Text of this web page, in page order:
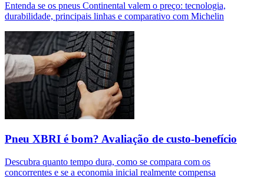
Entenda se os pneus Continental valem o preço: tecnologia,
durabilidade, principais linhas e comparativo com Michelin
Pneu XBRI é bom? Avaliação de custo-benefício
Descubra quanto tempo dura, como se compara com os
concorrentes e se a economia inicial realmente compensa